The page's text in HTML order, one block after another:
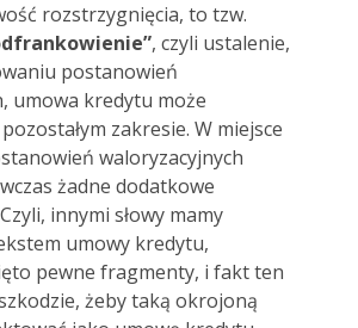
rozstrzygnięcia, to tzw.
, czyli ustalenie,
postanowień
umowa kredytu może
zakresie. W miejsce
waloryzacyjnych
żadne dodatkowe
innymi słowy mamy
umowy kredytu,
pewne fragmenty, i fakt ten
żeby taką okrojoną